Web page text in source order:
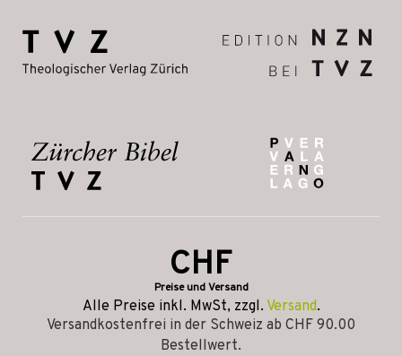
CHF
Preise und Versand
Alle Preise inkl. MwSt, zzgl. Versand.
Versandkostenfrei in der Schweiz ab CHF 90.00
Bestellwert.